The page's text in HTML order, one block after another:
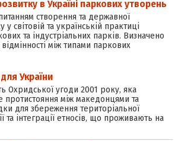
в Україні паркових утворень
створення та державної
світовій та українській практиці
та індустріальних парків. Визначено
відмінності між типами паркових
України
Охридської угоди 2001 року, яка
протистояння між македонцями та
для збереження територіальної
та інтеграції етносів, що проживають на